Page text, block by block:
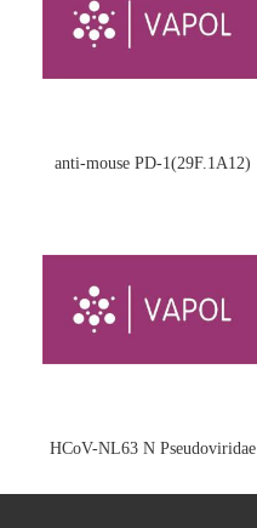
anti-mouse PD-1(29F.1A12)
HCoV-NL63 N Pseudoviridae